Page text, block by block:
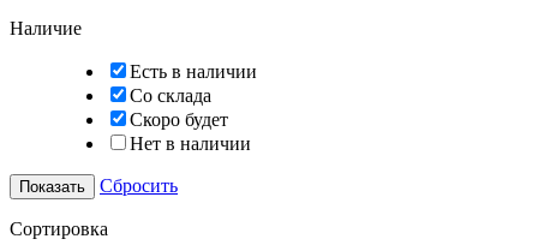
Наличие
Есть в наличии
Со склада
Скоро будет
Нет в наличии
Сбросить
Сортировка